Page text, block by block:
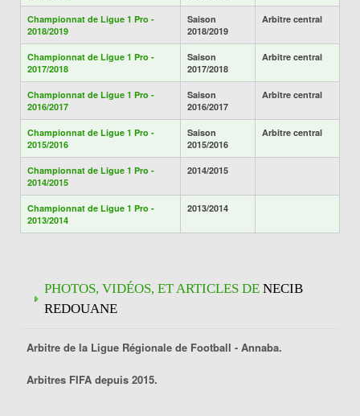
Championnat de Ligue 1 Pro -
2018/2019
Saison
2018/2019
Arbitre central
Championnat de Ligue 1 Pro -
2017/2018
Saison
2017/2018
Arbitre central
Championnat de Ligue 1 Pro -
2016/2017
Saison
2016/2017
Arbitre central
Championnat de Ligue 1 Pro -
2015/2016
Saison
2015/2016
Arbitre central
Championnat de Ligue 1 Pro -
2014/2015
2014/2015
Championnat de Ligue 1 Pro -
2013/2014
2013/2014
PHOTOS, VIDÉOS, ET ARTICLES DE NECIB
REDOUANE
Arbitre de la Ligue Régionale de Football - Annaba.
Arbitres FIFA depuis 2015.